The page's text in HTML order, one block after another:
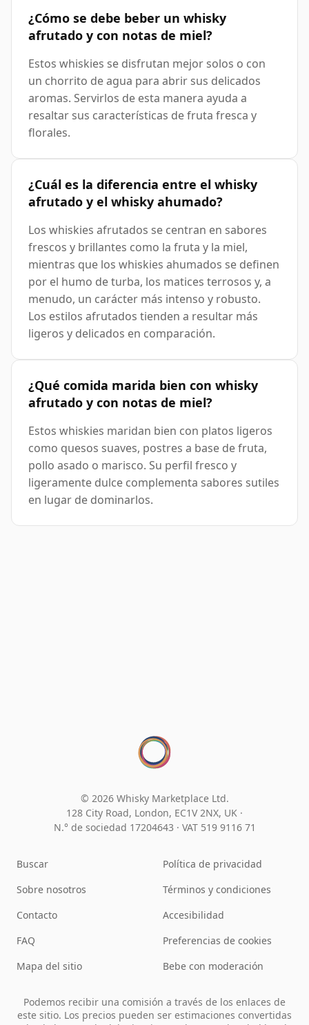
¿Cómo se debe beber un whisky
afrutado y con notas de miel?
Estos whiskies se disfrutan mejor solos o con
un chorrito de agua para abrir sus delicados
aromas. Servirlos de esta manera ayuda a
resaltar sus características de fruta fresca y
florales.
¿Cuál es la diferencia entre el whisky
afrutado y el whisky ahumado?
Los whiskies afrutados se centran en sabores
frescos y brillantes como la fruta y la miel,
mientras que los whiskies ahumados se definen
por el humo de turba, los matices terrosos y, a
menudo, un carácter más intenso y robusto.
Los estilos afrutados tienden a resultar más
ligeros y delicados en comparación.
¿Qué comida marida bien con whisky
afrutado y con notas de miel?
Estos whiskies maridan bien con platos ligeros
como quesos suaves, postres a base de fruta,
pollo asado o marisco. Su perfil fresco y
ligeramente dulce complementa sabores sutiles
en lugar de dominarlos.
© 2026 Whisky Marketplace Ltd.
128 City Road, London, EC1V 2NX, UK ·
N.° de sociedad 17204643 · VAT 519 9116 71
Buscar
Sobre nosotros
Contacto
FAQ
Mapa del sitio
Política de privacidad
Términos y condiciones
Accesibilidad
Preferencias de cookies
Bebe con moderación
Podemos recibir una comisión a través de los enlaces de
este sitio. Los precios pueden ser estimaciones convertidas